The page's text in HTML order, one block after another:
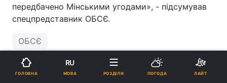
передбачено Мінськими угодами», - підсумував
спецпредставник ОБСЄ.
ОБСЄ
ПІДТРИМАЙТЕ НАС
ГОЛОВНА
RU
МОВА РОЗДІЛИ ПОГОДА ЛАЙТ